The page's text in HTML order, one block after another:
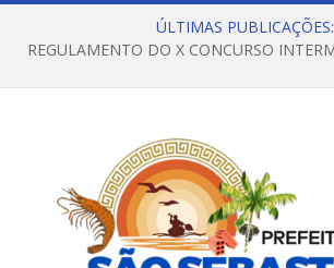
ÚLTIMAS PUBLICAÇÕES: